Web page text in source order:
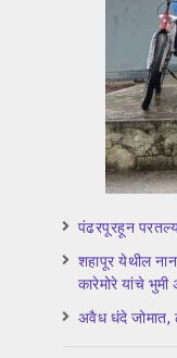
पंढरपूरहून
शहापूर येथील
कारेमोरे यांचे
अवैध धंदे जोमात,